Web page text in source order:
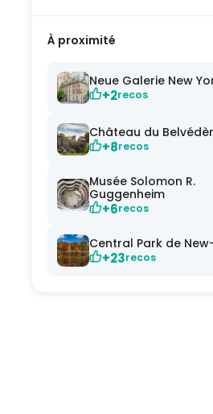
À proximité
Neue Galerie New
+2recos
Château du
+8recos
Musée Solomon R.
Guggenheim
+6recos
Central Park de
+23recos